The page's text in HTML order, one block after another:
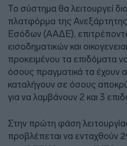
Το σύστημα θα λειτουργεί
πλατφόρμα της
Εσόδων (ΑΑΔΕ),
εισοδηματικών και
προκειμένου τα επιδόματα
όσους πραγματικά τα έχουν
καταλήγουν σε όσους
για να λαμβάνουν 2 και 3
Στην πρώτη φάση
προβλέπεται να ενταχθούν